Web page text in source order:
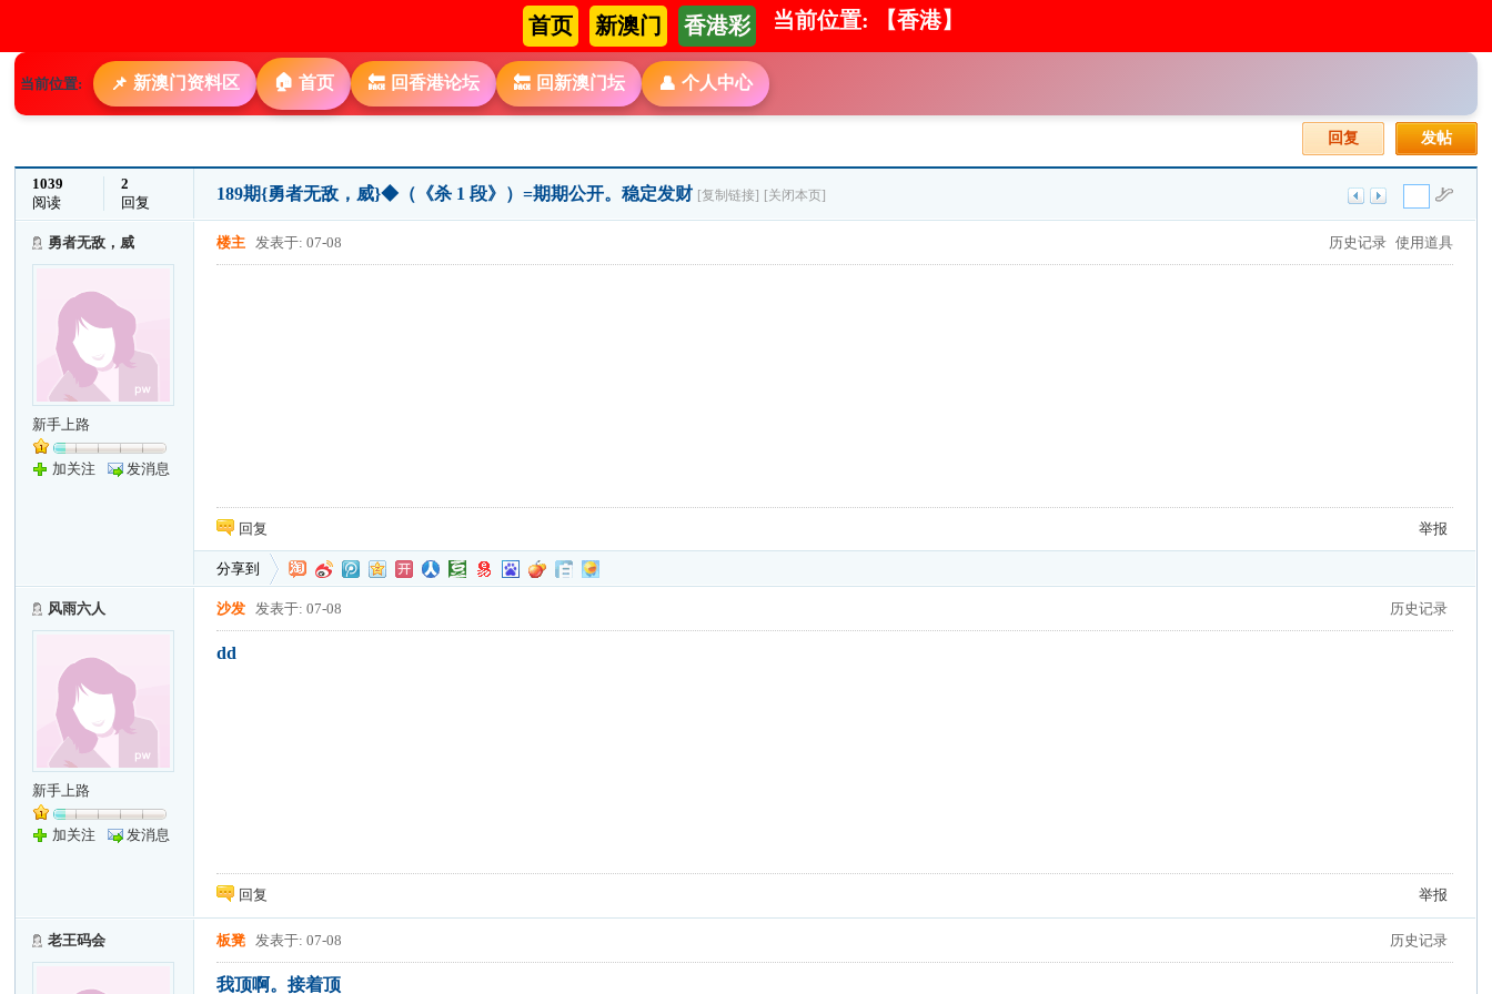
首页 新澳门 香港彩 当前位置: 【香港】
当前位置: 📌 新澳门资料区 🏠 首页 🔙 回香港论坛 🔙 回新澳门坛 👤 个人中心
发帖
回复
1039
阅读
2
回复
189期{勇者无敌，威}◆（《杀 1 段》）=期期公开。稳定发财 [复制链接] [关闭本页]
勇者无敌，威
新手上路
加关注 发消息
历史记录 使用道具
楼主 发表于: 07-08
回复 举报
分享到
风雨六人
新手上路
加关注 发消息
历史记录
沙发 发表于: 07-08
dd
回复 举报
老王码会 历史记录
板凳 发表于: 07-08
我顶啊。接着顶